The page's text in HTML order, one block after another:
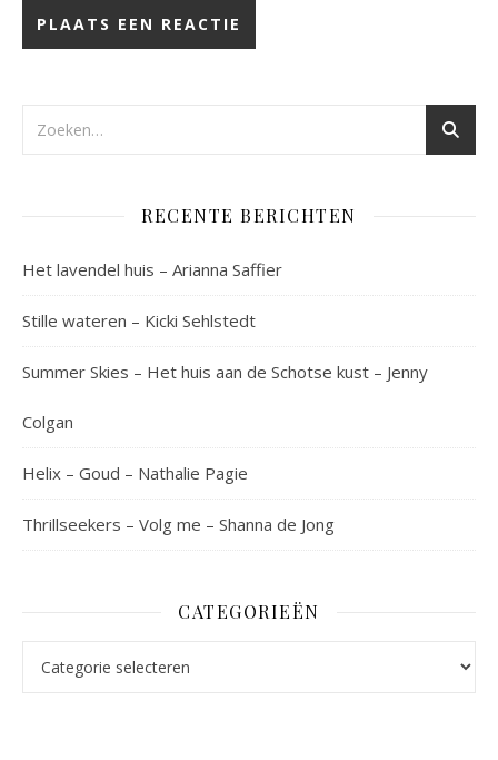
RECENTE BERICHTEN
Het lavendel huis – Arianna Saffier
Stille wateren – Kicki Sehlstedt
Summer Skies – Het huis aan de Schotse kust – Jenny
Colgan
Helix – Goud – Nathalie Pagie
Thrillseekers – Volg me – Shanna de Jong
CATEGORIEËN